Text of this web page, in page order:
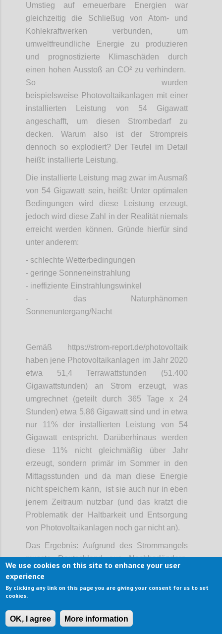
Umstieg auf erneuerbare Energien war
gleichzeitig die Schließug von Atom- und
Kohlekraftwerken verbunden, um
umweltfreundliche Energie zu produzieren
und prognostizierte Klimaschäden durch
einen hohen Ausstoß an CO² zu verhindern.
So wurden
beispielsweise Photovoltaikanlagen mit einer
installierten Leistung von 54 Gigawatt
angeschafft, um diesen Strombedarf zu
decken. Warum also ist der Strompreis
dennoch so explodiert? Der Teufel im Detail
heißt: installierte Leistung.
Die installierte Leistung mag zwar im Ausmaß
von 54 Gigawatt sein, heißt: Unter optimalen
Bedingungen wird diese Leistung erzeugt,
jedoch wird diese Zahl in der Realität niemals
erreicht werden können. Gründe hierfür sind
unter anderem:
- schlechte Wetterbedingungen
- geringe Sonneneinstrahlung
- ineffiziente Einstrahlungswinkel
- das Naturphänomen
Sonnenuntergang/Nacht
Gemäß https://strom-report.de/photovoltaik
haben jene Photovoltaikanlagen im Jahr 2020
etwa 51,4 Terrawattstunden (51.400
Gigawattstunden) an Strom erzeugt, was
umgrechnet (geteilt durch 365 Tage x 24
Stunden) etwa 5,86 Gigawatt sind und in etwa
nur 11% der installierten Leistung von 54
Gigawatt entspricht. Darüberhinaus werden
diese 11% nicht gleichmäßig über Jahr
erzeugt, sondern primär im Sommer in den
Mittagsstunden und da man diese Energie
nicht speichern kann, ist sie auch nur in eben
jenem Zeitraum nutzbar (und das kratzt die
Problematik der Haltbarkeit und Entsorgung
von Photovoltaikanlagen noch gar nicht an).
Das Ergebnis: Aufgrund des Strommangels
musste Deutschland aus Nachbarländern,
allen voran Frankreich, notgedrungen Strom
einkaufen und seine Kohlekraftwerke wieder
hochfahren, was in Folge zu stetig steigenden
Stromkosten für die Endverbraucher und
einem höheren CO2-Ausstoß geführt hat, als
We use cookies on this site to enhance your user
experience
By clicking any link on this page you are giving your consent for us to set
cookies.
OK, I agree More information